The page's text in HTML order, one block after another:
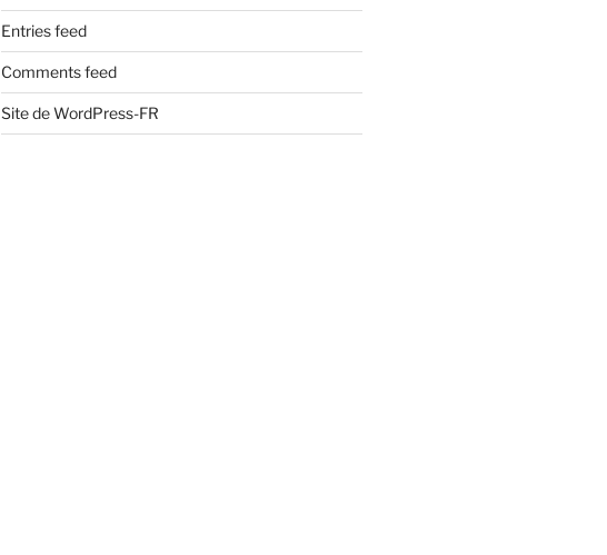
Entries feed
Comments feed
Site de WordPress-FR